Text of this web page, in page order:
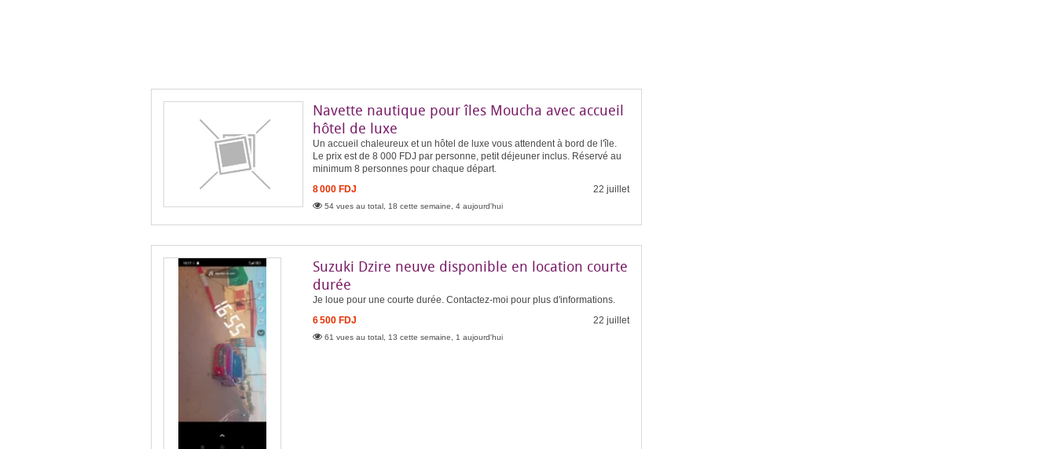
Navette nautique pour îles Moucha avec accueil
hôtel de luxe
Un accueil chaleureux et un hôtel de luxe vous attendent à bord de l'île.
Le prix est de 8 000 FDJ par personne, petit déjeuner inclus. Réservé au
minimum 8 personnes pour chaque départ.
8 000 FDJ
22 juillet
54 vues au total, 18 cette semaine, 4 aujourd'hui
Suzuki Dzire neuve disponible en location courte
durée
Je loue pour une courte durée. Contactez-moi pour plus d'informations.
6 500 FDJ
22 juillet
61 vues au total, 13 cette semaine, 1 aujourd'hui